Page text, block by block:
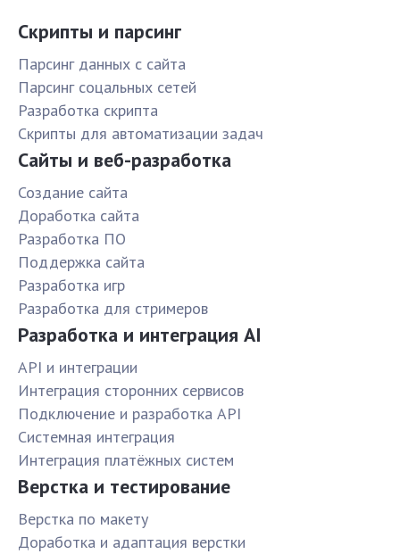
Скрипты и парсинг
Парсинг данных с сайта
Парсинг соцальных сетей
Разработка скрипта
Скрипты для автоматизации задач
Сайты и веб-разработка
Создание сайта
Доработка сайта
Разработка ПО
Поддержка сайта
Разработка игр
Разработка для стримеров
Разработка и интеграция AI
API и интеграции
Интеграция сторонних сервисов
Подключение и разработка API
Системная интеграция
Интеграция платёжных систем
Верстка и тестирование
Верстка по макету
Доработка и адаптация верстки